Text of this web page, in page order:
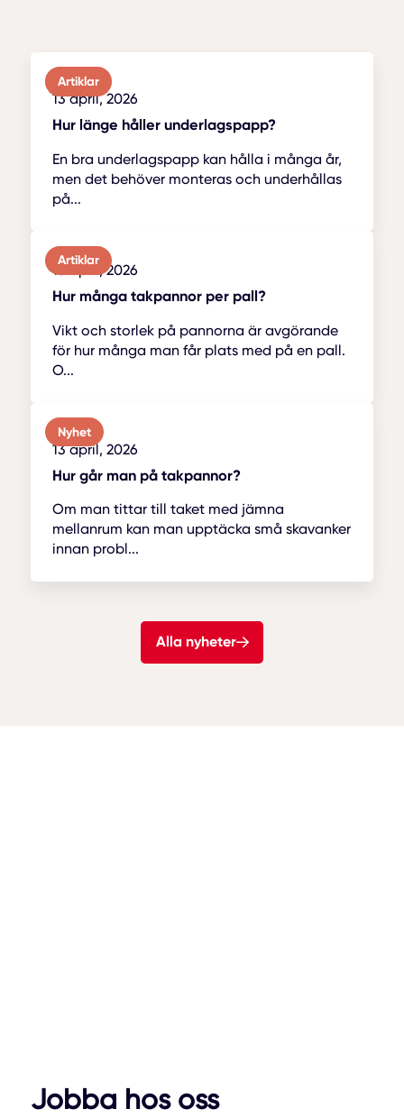
13 april, 2026
Artiklar
Hur länge håller underlagspapp?
En bra underlagspapp kan hålla i många år,
men det behöver monteras och underhållas
på...
13 april, 2026
Artiklar
Hur många takpannor per pall?
Vikt och storlek på pannorna är avgörande
för hur många man får plats med på en pall.
O...
13 april, 2026
Nyhet
Hur går man på takpannor?
Om man tittar till taket med jämna
mellanrum kan man upptäcka små skavanker
innan probl...
Alla nyheter
Jobba hos oss